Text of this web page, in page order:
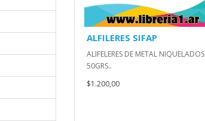
ALFILERES SIFAP
ALIFELERES DE METAL NIQUELADOS
50GRS..
$1.200,00